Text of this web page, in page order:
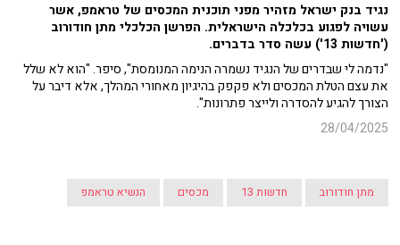
נגיד בנק ישראל מזהיר מפני תוכנית המכסים של טראמפ, אשר
עשויה לפגוע בכלכלה הישראלית. הפרשן הכלכלי מתן חודורוב
('חדשות 13') עשה סדר בדברים.
"נדמה לי שבדרים של הנגיד נשמרה הנימה המנומסת", סיפר. "הוא לא שלל
את עצם הטלת המכסים ולא פקפק בהיגיון מאחורי המהלך, אלא דיבר על
הצורך להגיע להסדרה ולייצר פתרונות".
28/04/2025
מתן חודורוב חדשות 13 מכסים הנשיא טראמפ